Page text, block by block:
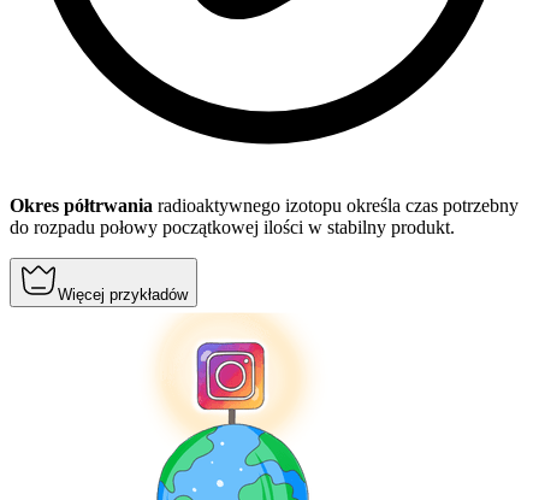
Okres półtrwania radioaktywnego izotopu określa czas potrzebny
do rozpadu połowy początkowej ilości w stabilny produkt.
Więcej przykładów